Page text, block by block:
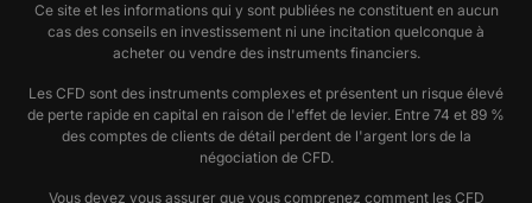
Ce site et les informations qui y sont publiées ne constituent en aucun
cas des conseils en investissement ni une incitation quelconque à
acheter ou vendre des instruments financiers.
Les CFD sont des instruments complexes et présentent un risque élevé
de perte rapide en capital en raison de l'effet de levier. Entre 74 et 89 %
des comptes de clients de détail perdent de l'argent lors de la
négociation de CFD.
Vous devez vous assurer que vous comprenez comment les CFD